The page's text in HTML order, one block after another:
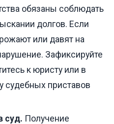
обязаны соблюдать
долгов. Если
или давят на
Зафиксируйте
к юристу или в
судебных приставов
суд. Получение